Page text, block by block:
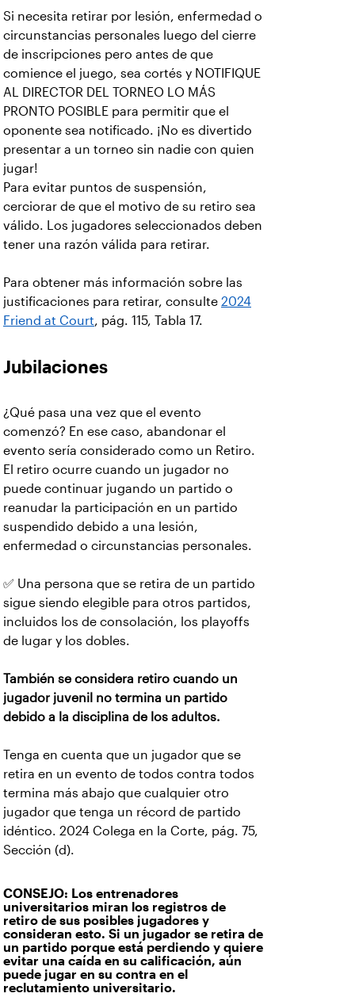
Si necesita retirar por lesión, enfermedad o
circunstancias personales luego del cierre
de inscripciones pero antes de que
comience el juego, sea cortés y NOTIFIQUE
AL DIRECTOR DEL TORNEO LO MÁS
PRONTO POSIBLE para permitir que el
oponente sea notificado. ¡No es divertido
presentar a un torneo sin nadie con quien
jugar!
Para evitar puntos de suspensión,
cerciorar de que el motivo de su retiro sea
válido. Los jugadores seleccionados deben
tener una razón válida para retirar.
Para obtener más información sobre las
justificaciones para retirar, consulte 2024
Friend at Court, pág. 115, Tabla 17.
Jubilaciones
¿Qué pasa una vez que el evento
comenzó? En ese caso, abandonar el
evento sería considerado como un Retiro.
El retiro ocurre cuando un jugador no
puede continuar jugando un partido o
reanudar la participación en un partido
suspendido debido a una lesión,
enfermedad o circunstancias personales.
✅ Una persona que se retira de un partido
sigue siendo elegible para otros partidos,
incluidos los de consolación, los playoffs
de lugar y los dobles.
También se considera retiro cuando un
jugador juvenil no termina un partido
debido a la disciplina de los adultos.
Tenga en cuenta que un jugador que se
retira en un evento de todos contra todos
termina más abajo que cualquier otro
jugador que tenga un récord de partido
idéntico. 2024 Colega en la Corte, pág. 75,
Sección (d).
CONSEJO: Los entrenadores
universitarios miran los registros de
retiro de sus posibles jugadores y
consideran esto. Si un jugador se retira de
un partido porque está perdiendo y quiere
evitar una caída en su calificación, aún
puede jugar en su contra en el
reclutamiento universitario.